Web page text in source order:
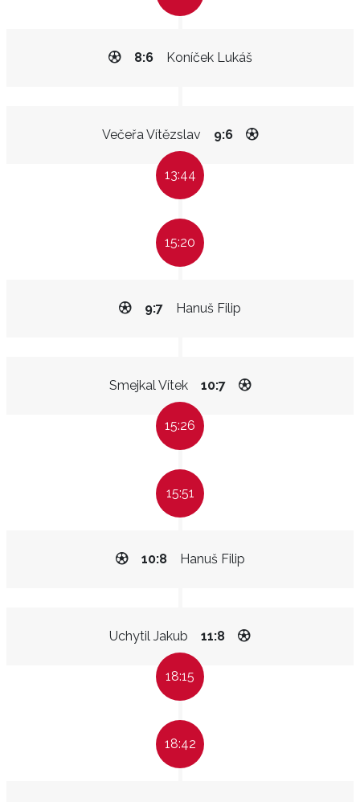
Koníček Lukáš
8:6
Večeřa Vítězslav 9:6
13:44
15:20
Hanuš Filip
9:7
Smejkal Vítek 10:7
15:26
15:51
Hanuš Filip
10:8
Uchytil Jakub 11:8
18:15
18:42